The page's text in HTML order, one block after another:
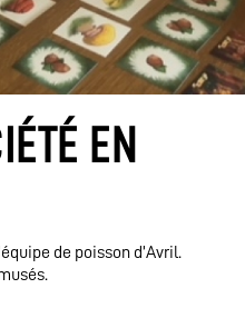
EN
de poisson d’Avril.